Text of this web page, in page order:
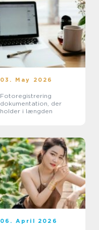
03. May 2026
Fotoregistrering
dokumentation, der
holder i længden
06. April 2026